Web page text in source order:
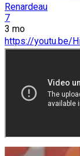
Renardeau
7
3 mo
https://youtu.be/